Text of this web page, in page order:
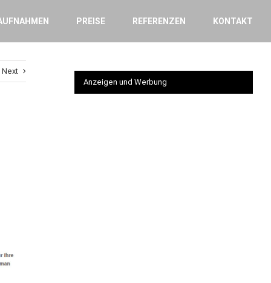
PREISE REFERENZEN KONTAKT
Next
Anzeigen und Werbung